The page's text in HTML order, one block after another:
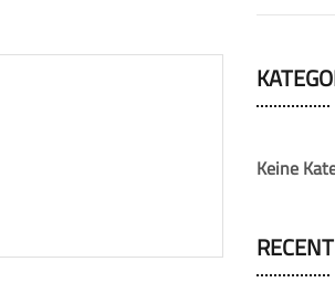
Keine